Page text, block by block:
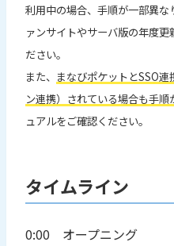
利用中の場合、手順が一部異な
ァンサイトやサーバ版の年度更
ださい。
また、 まなびポケットとSSO
ン連携）されている場合も手順
ュアルをご確認ください。
タイムライン
0:00 オープニング